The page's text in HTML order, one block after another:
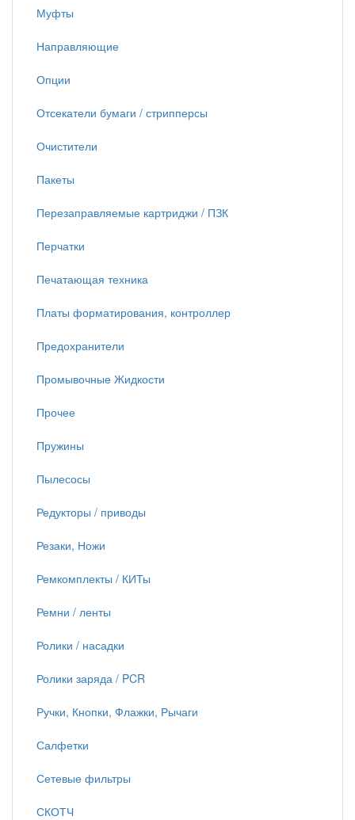
Муфты
Направляющие
Опции
Отсекатели бумаги / стрипперсы
Очистители
Пакеты
Перезаправляемые картриджи / ПЗК
Перчатки
Печатающая техника
Платы форматирования, контроллер
Предохранители
Промывочные Жидкости
Прочее
Пружины
Пылесосы
Редукторы / приводы
Резаки, Ножи
Ремкомплекты / КИТы
Ремни / ленты
Ролики / насадки
Ролики заряда / PCR
Ручки, Кнопки, Флажки, Рычаги
Салфетки
Сетевые фильтры
СКОТЧ